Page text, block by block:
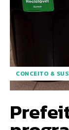
CONCEITO &